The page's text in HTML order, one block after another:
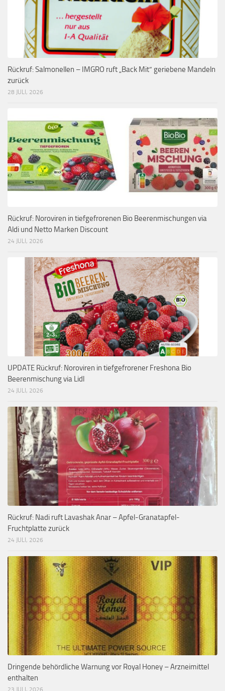
Rückruf: Salmonellen – IMGRO ruft „Back Mit“ geriebene Mandeln
zurück
28 JULI, 2026
Rückruf: Noroviren in tiefgefrorenen Bio Beerenmischungen via
Aldi und Netto Marken Discount
24 JULI, 2026
UPDATE Rückruf: Noroviren in tiefgefrorener Freshona Bio
Beerenmischung via Lidl
24 JULI, 2026
Rückruf: Nadi ruft Lavashak Anar – Apfel-Granatapfel-
Fruchtplatte zurück
24 JULI, 2026
Dringende behördliche Warnung vor Royal Honey – Arzneimittel
enthalten